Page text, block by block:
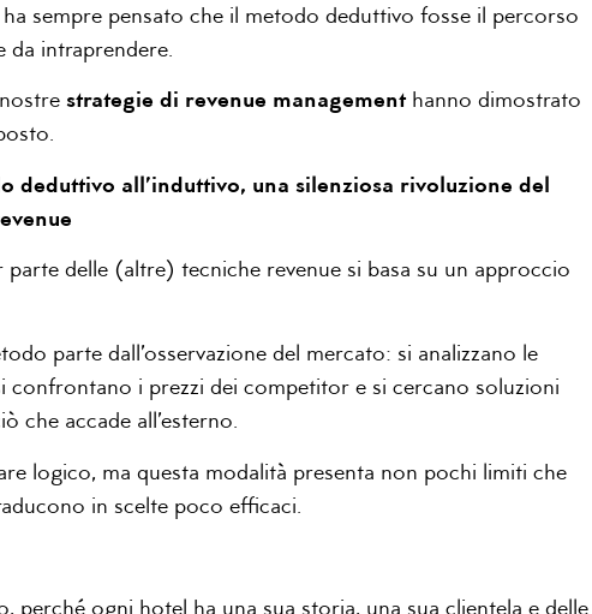
sempre pensato che il metodo deduttivo fosse il percorso
da intraprendere.
strategie di revenue managementhanno dimostrato
deduttivo all’induttivo, una silenziosa rivoluzione del
parte delle (altre) tecniche revenue si basa su un approccio
parte dall’osservazione del mercato: si analizzano le
confrontano i prezzi dei competitor e si cercano soluzioni
che accade all’esterno.
logico, ma questa modalità presenta non pochi limiti che
in scelte poco efficaci.
perché ogni hotel ha una sua storia, una sua clientela e delle